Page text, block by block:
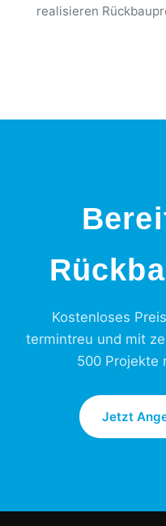
realisieren
Kostenloses
termintreu und mit
500 Projekte
Jetzt